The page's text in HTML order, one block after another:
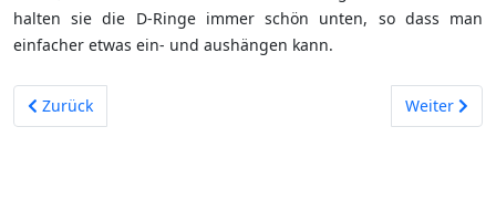
halten sie die D-Ringe immer schön unten, so dass man
einfacher etwas ein- und aushängen kann.
Vorheriger Beitrag: Gewichte, Blei, Balanced Rig
Zurück Nächster
Weiter